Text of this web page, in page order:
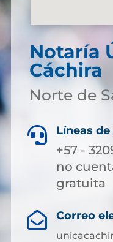
Notaría
Cáchira
Norte de
 Líneas
+57 -
no
gratuita
 Correo